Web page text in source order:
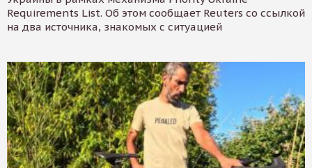
Requirements List. Об этом сообщает Reuters со ссылкой
на два источника, знакомых с ситуацией